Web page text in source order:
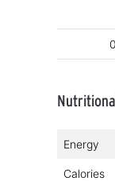
Energy
Calories